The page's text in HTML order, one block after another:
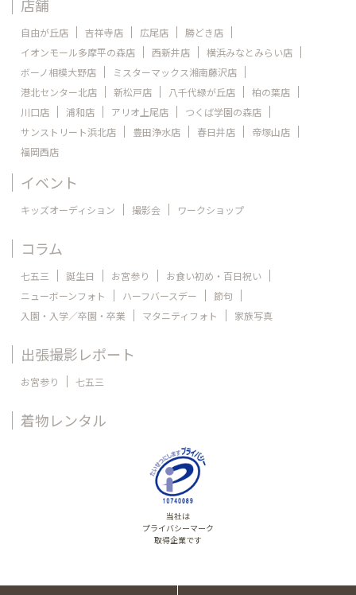
店舗
自由が丘店 吉祥寺店 広尾店
勝どき店
イオンモール多摩平の森店
西新井店
横浜みなとみらい店
ボーノ相模大野店
ミスターマックス湘南藤沢店
港北センター北店
新松戸店 八千代緑が丘店
柏の葉店
川口店
浦和店 アリオ上尾店
つくば学園の森店
サンストリート浜北店
豊田浄水店 春日井店
帝塚山店
福岡西店
イベント
キッズオーディション 撮影会 ワークショップ
コラム
七五三 誕生日 お宮参り
お食い初め・百日祝い
ニューボーンフォト
ハーフバースデー
節句
入園・入学／卒園・卒業
マタニティフォト 家族写真
出張撮影レポート
お宮参り 七五三
着物レンタル
当社は
プライバシーマーク
取得企業です